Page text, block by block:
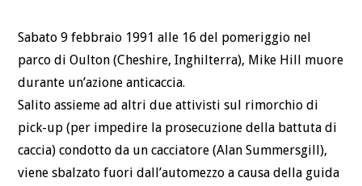
Sabato 9 febbraio 1991 alle 16 del pomeriggio nel
parco di Oulton (Cheshire, Inghilterra), Mike Hill muore
durante un’azione anticaccia.
Salito assieme ad altri due attivisti sul rimorchio di
pick-up (per impedire la prosecuzione della battuta di
caccia) condotto da un cacciatore (Alan Summersgill),
viene sbalzato fuori dall’automezzo a causa della guida